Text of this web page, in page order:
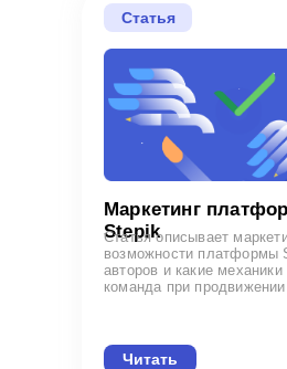
Статья
Читать
Маркетинг
Stepik
Статья описывает
возможности платформы
авторов и какие механики
команда при